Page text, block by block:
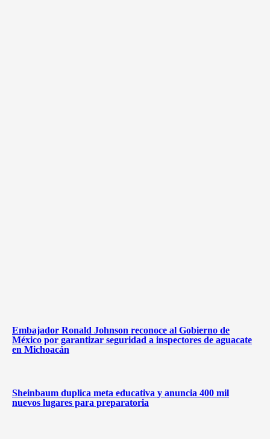
Embajador Ronald Johnson reconoce al Gobierno de
México por garantizar seguridad a inspectores de aguacate
en Michoacán
Sheinbaum duplica meta educativa y anuncia 400 mil
nuevos lugares para preparatoria